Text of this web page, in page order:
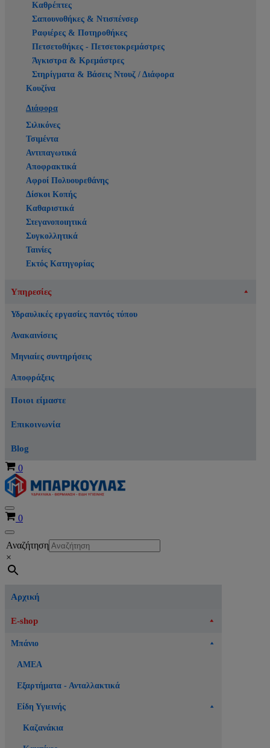
Καθρέπτες
Σαπουνοθήκες & Ντισπένσερ
Ραφιέρες & Ποτηροθήκες
Πετσετοθήκες - Πετσετοκρεμάστρες
Άγκιστρα & Κρεμάστρες
Στηρίγματα & Βάσεις Ντουζ / Διάφορα
Κουζίνα
Διάφορα
Σιλικόνες
Τσιμέντα
Αντιπαγωτικά
Αποφρακτικά
Αφροί Πολυουρεθάνης
Δίσκοι Κοπής
Καθαριστικά
Στεγανοποιητικά
Συγκολλητικά
Ταινίες
Εκτός Κατηγορίας
Υπηρεσίες
Υδραυλικές εργασίες παντός τύπου
Ανακαινίσεις
Μηνιαίες συντηρήσεις
Αποφράξεις
Ποιοι είμαστε
Επικοινωνία
Blog
Καλάθι
0
Μενού
πλοήγησης
Καλάθι
0
Μενού
πλοήγησης
Αναζήτηση
×
Αρχική
E-shop
Μπάνιο
ΑΜΕΑ
Εξαρτήματα - Ανταλλακτικά
Είδη Υγιεινής
Καζανάκια